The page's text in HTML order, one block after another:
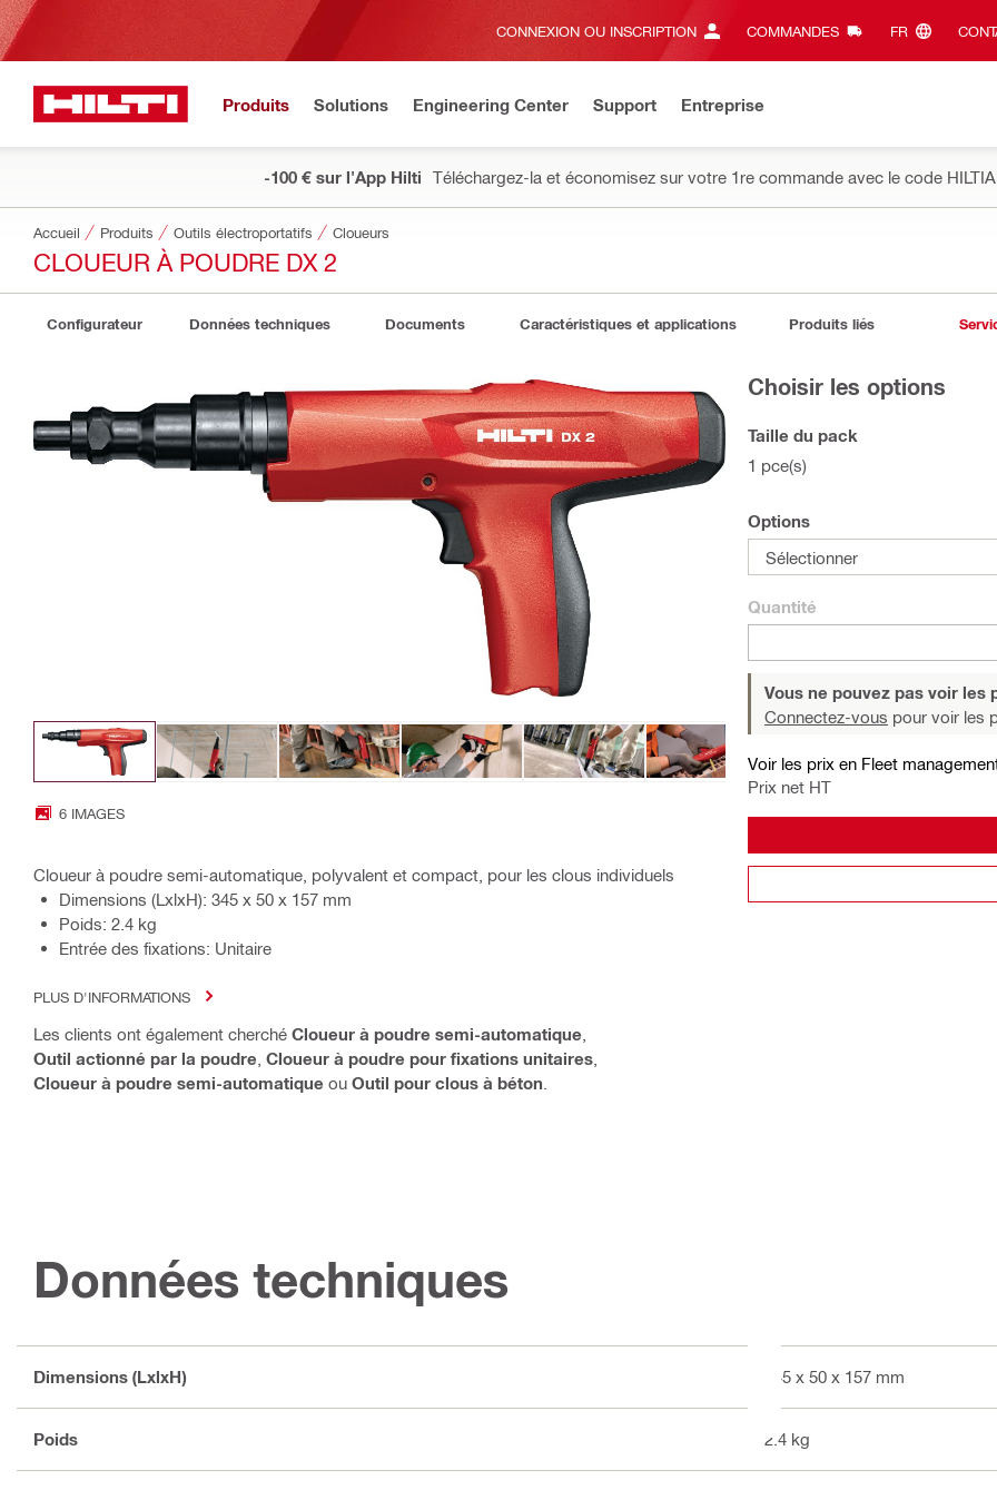
CONNEXION OU INSCRIPTION COMMANDES FR‎
Produits Solutions Engineering Center Support Entreprise
-100 € sur l'App Hilti Téléchargez-la et économisez sur votre 1re commande avec le code
Accueil Produits Outils électroportatifs Cloueurs
CLOUEUR À POUDRE DX 2
Configurateur Données techniques Documents Caractéristiques et applications Produits liés
6 IMAGES
Cloueur à poudre semi-automatique, polyvalent et compact, pour les clous individuels
Dimensions (LxlxH): 345 x 50 x 157 mm
Poids: 2.4 kg
Entrée des fixations: Unitaire
PLUS D'INFORMATIONS
Les clients ont également cherché Cloueur à poudre semi-automatique
Outil actionné par la poudre Cloueur à poudre pour fixations unitaires
Cloueur à poudre semi-automatique ou Outil pour clous à béton
Choisir les options
Taille du pack
1 pce(s)
Options
Sélectionner
Quantité
Vous ne pouvez pas voir les
Connectez-vous pour voir les
Voir les prix en Fleet
Prix net HT
Données techniques
Dimensions (LxlxH) 345 x 50 x 157 mm
Poids 2.4 kg